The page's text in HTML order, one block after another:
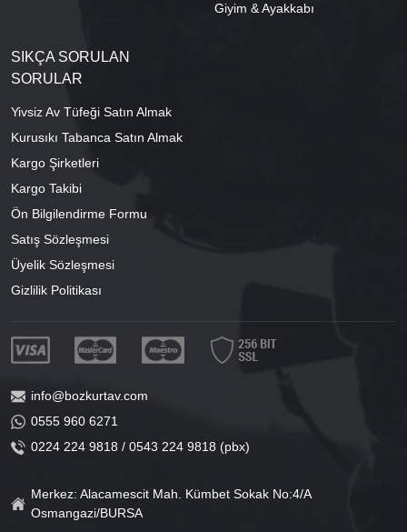
Giyim & Ayakkabı
SIKÇA SORULAN
SORULAR
Yivsiz Av Tüfeği Satın Almak
Kurusıkı Tabanca Satın Almak
Kargo Şirketleri
Kargo Takibi
Ön Bilgilendirme Formu
Satış Sözleşmesi
Üyelik Sözleşmesi
Gizlilik Politikası
info@bozkurtav.com
0555 960 6271
0224 224 9818 / 0543 224 9818 (pbx)
Merkez: Alacamescit Mah. Kümbet Sokak No:4/A
Osmangazi/BURSA